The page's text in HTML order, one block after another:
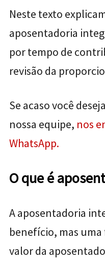
Neste texto
aposentadoria
por tempo de
revisão da
Se acaso você
nossa equipe, nos
WhatsApp.
O que é
A aposentadoria
benefício, mas
valor da